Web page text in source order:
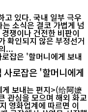
고 있다. 국내 일부 극우
소식은 결코 가볍게 넘
쟁이나 건전한 비판이
확인되지 않은 부정선거
...
로잡은 '할머니에게
보내는 편지>(给阿嬷
관심을 모으며 해외 화교